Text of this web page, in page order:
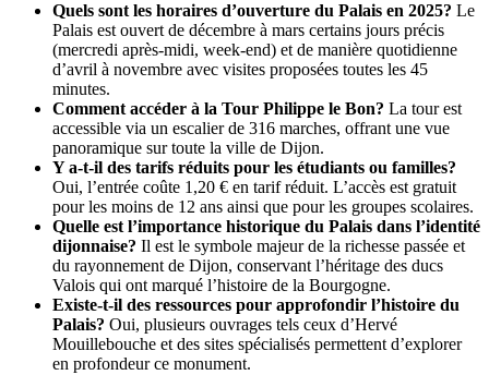
Quels sont les horaires d’ouverture du Palais en 2025? Le
Palais est ouvert de décembre à mars certains jours précis
(mercredi après-midi, week-end) et de manière quotidienne
d’avril à novembre avec visites proposées toutes les 45
minutes.
Comment accéder à la Tour Philippe le Bon? La tour est
accessible via un escalier de 316 marches, offrant une vue
panoramique sur toute la ville de Dijon.
Y a-t-il des tarifs réduits pour les étudiants ou familles?
Oui, l’entrée coûte 1,20 € en tarif réduit. L’accès est gratuit
pour les moins de 12 ans ainsi que pour les groupes scolaires.
Quelle est l’importance historique du Palais dans l’identité
dijonnaise? Il est le symbole majeur de la richesse passée et
du rayonnement de Dijon, conservant l’héritage des ducs
Valois qui ont marqué l’histoire de la Bourgogne.
Existe-t-il des ressources pour approfondir l’histoire du
Palais? Oui, plusieurs ouvrages tels ceux d’Hervé
Mouillebouche et des sites spécialisés permettent d’explorer
en profondeur ce monument.